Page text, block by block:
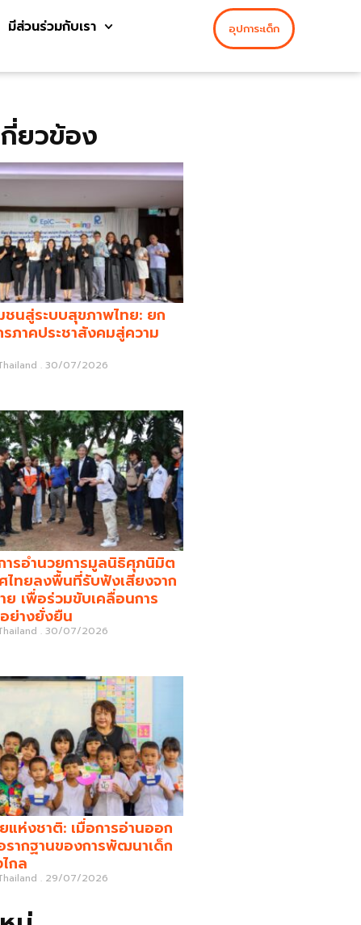
มีส่วนร่วมกับเรา อุปการะเด็ก
ยวข้อง
นสู่ระบบสุขภาพไทย: ยก
ภาคประชาสังคมสู่ความ
30/07/2026
รอำนวยการมูลนิธิศุภนิมิต
ไทยลงพื้นที่รับฟังเสียงจาก
ย เพื่อร่วมขับเคลื่อนการ
ย่างยั่งยืน
30/07/2026
แห่งชาติ: เมื่อการอ่านออก
รากฐานของการพัฒนาเด็ก
กล
29/07/2026